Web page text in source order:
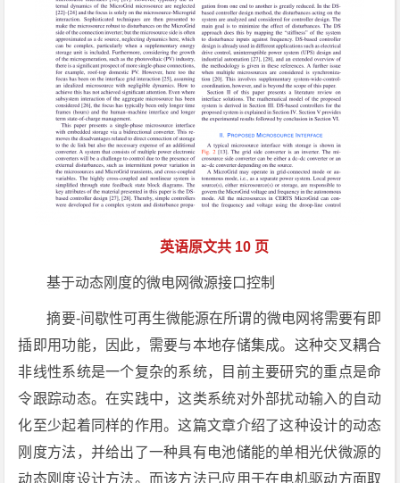
英语原文共 10 页
基于动态刚度的微电网微源接口控制
摘要-间歇性可再生微能源在所谓的微电网将需要有即
插即用功能，因此，需要与本地存储集成。这种交叉耦合
非线性系统是一个复杂的系统，目前主要研究的重点是命
令跟踪动态。在实践中，这类系统对外部扰动输入的自动
化至少起着同样的作用。这篇文章介绍了这种设计的动态
刚度方法，并给出了一种具有电池储能的单相光伏微源的
动态刚度设计方法。而该方法已应用于在电机驱动方面取